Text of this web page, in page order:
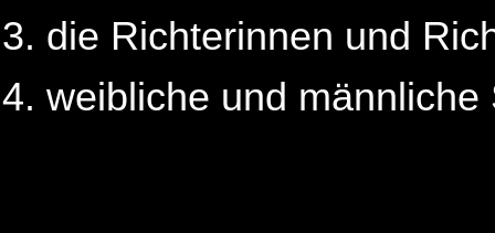
die Richterinnen und
weibliche und männliche